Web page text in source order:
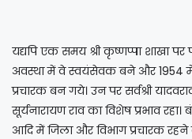
यद्यपि एक समय श्री कृष्णप्पा शाखा
अवस्था में वे स्वयंसेवक बने और 1954 में
प्रचारक बन गये। उन पर सर्वश्री
सूर्यनारायण राव का विशेष प्रभाव
आदि में जिला और विभाग प्रचारक रहने